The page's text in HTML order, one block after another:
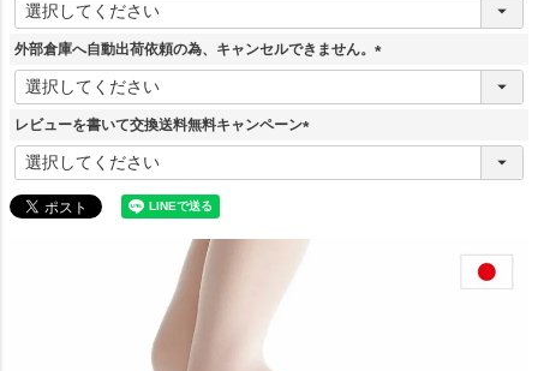
外部倉庫へ自動出荷依頼の為、キャンセルできません。
(
レビューを書いて交換送料無料キャンペーン
(